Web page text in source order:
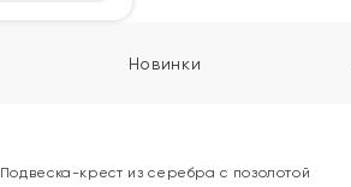
Новинки
Подвеска-крест из серебра с позолотой